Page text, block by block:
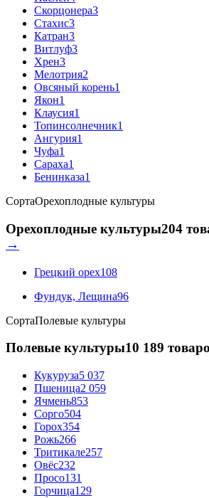
Скорцонера3
Стахис3
Катран3
Витлуф3
Хрен3
Мелотрия2
Овсяный корень1
Якон1
Клаусия1
Топинсолнечник1
Ангурия1
Чуфа1
Сараха1
Бенинказа1
СортаОрехоплодные культуры
Орехоплодные культуры204
→
Грецкий орех108
Фундук, Лещина96
СортаПолевые культуры
Полевые культуры10 189
Кукуруза5 037
Пшеница2 059
Ячмень853
Сорго504
Горох354
Рожь266
Тритикале257
Овёс232
Просо131
Горчица129